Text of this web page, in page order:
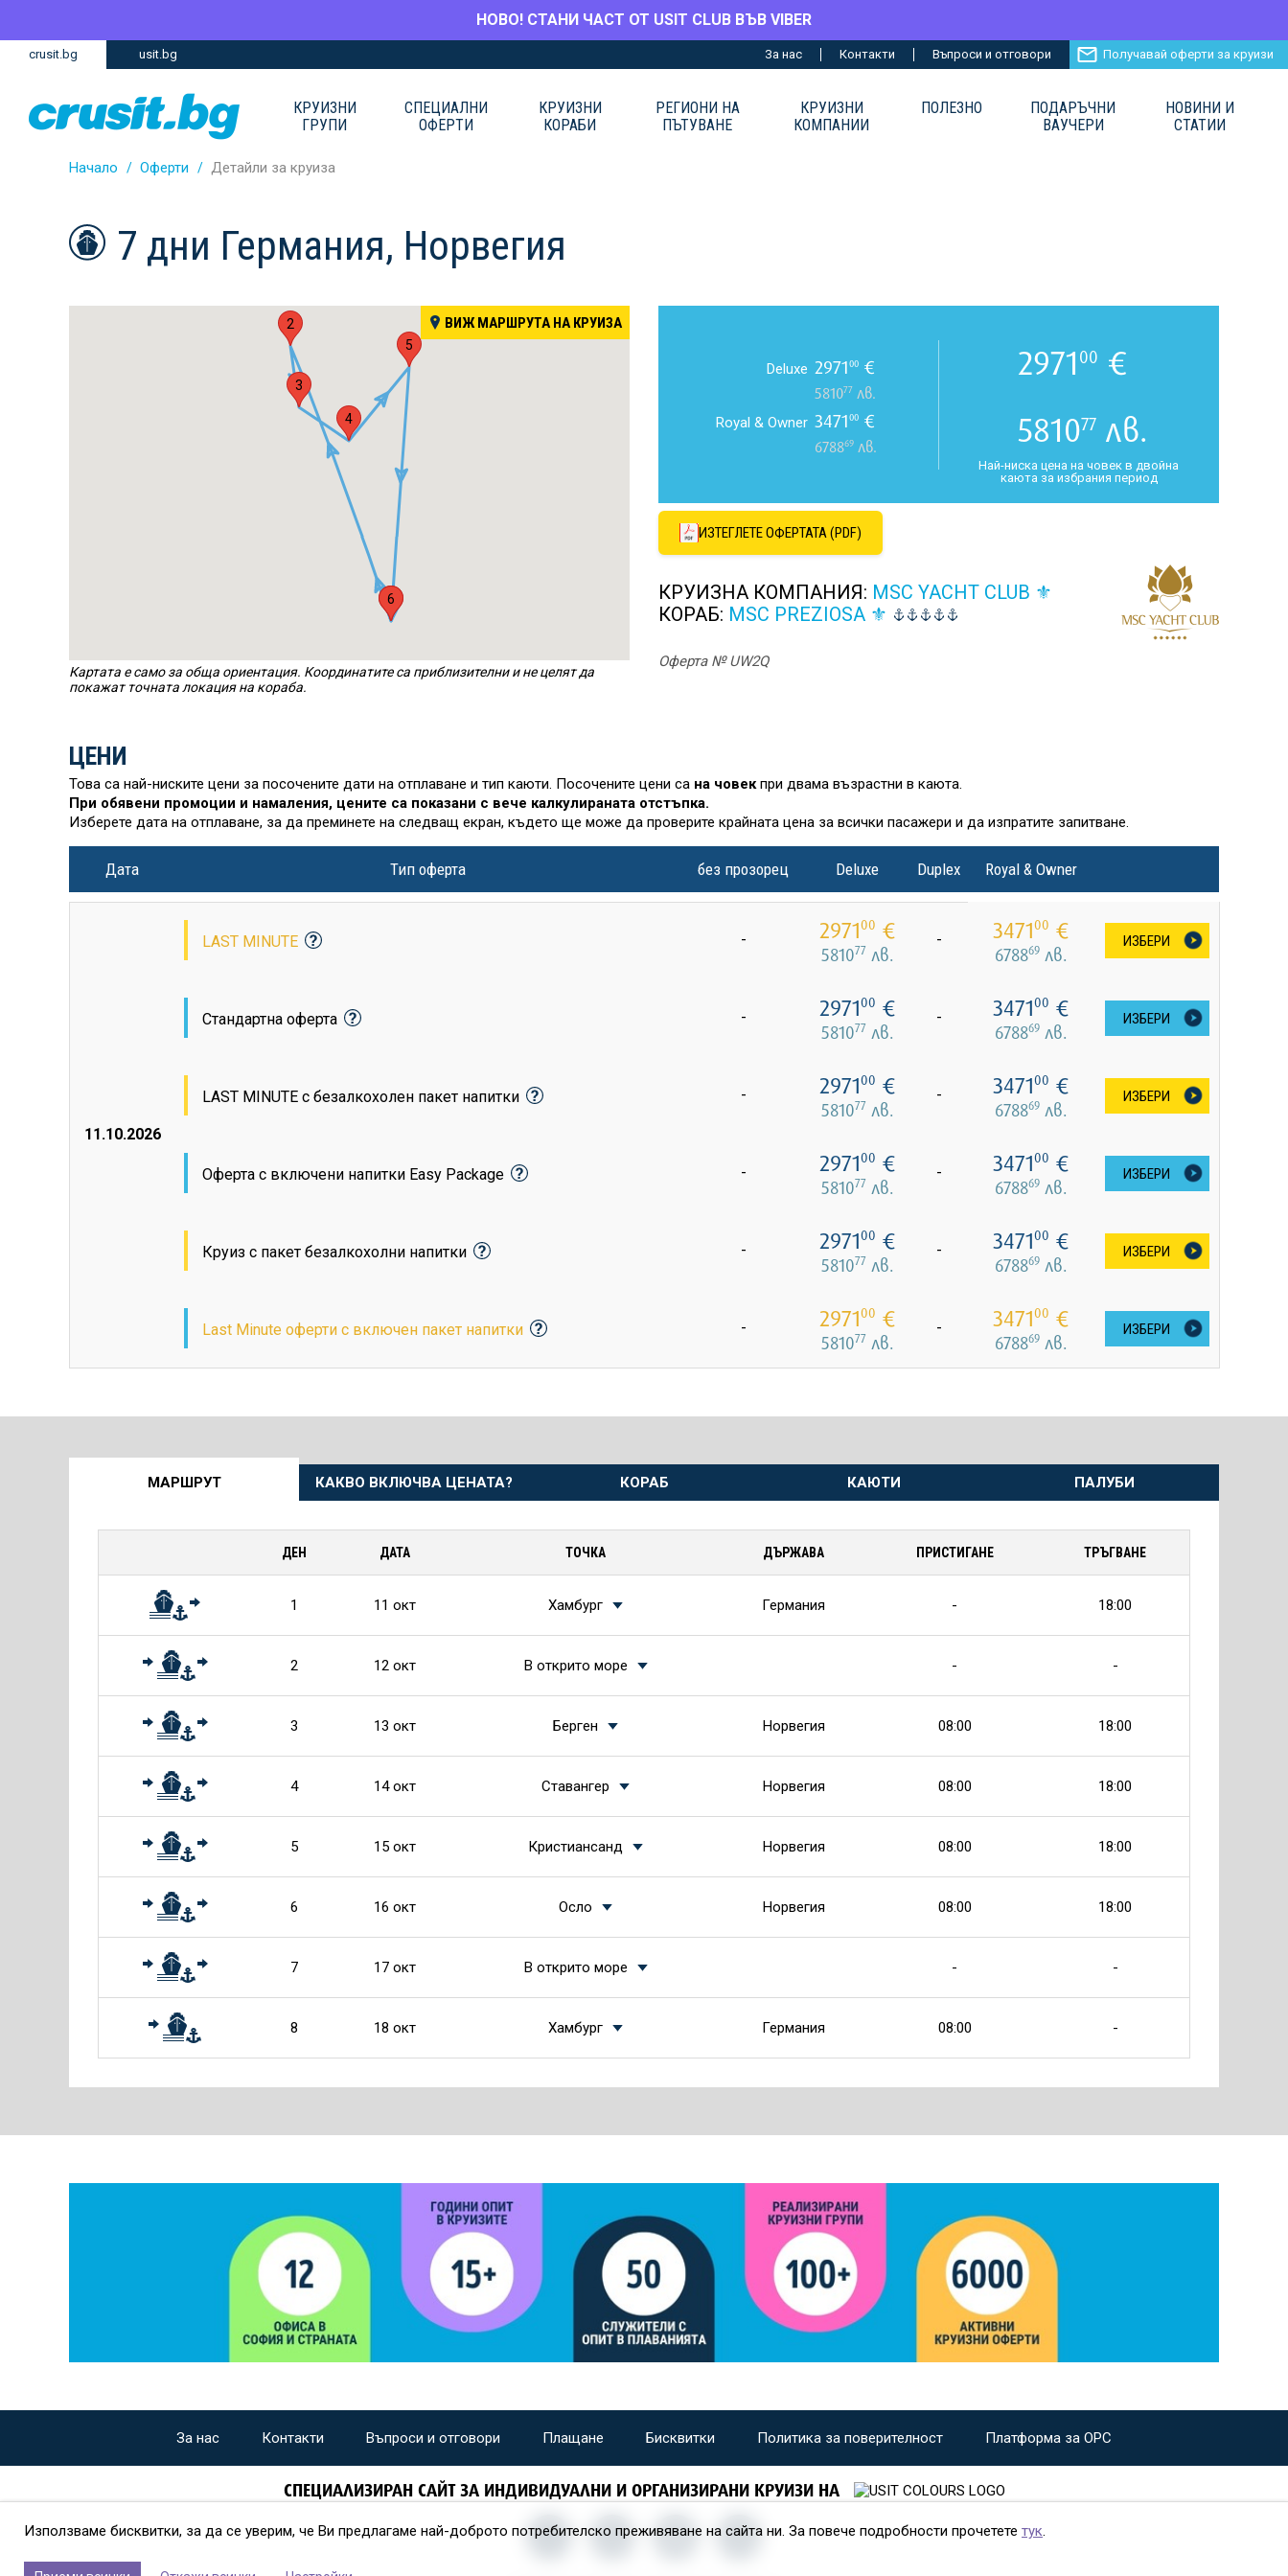
НОВО! СТАНИ ЧАСТ ОТ USIT CLUB ВЪВ VIBER
Премини
съдържание
Премини
crusit.bg usit.bg За нас Контакти Въпроси и отговори Получавай оферти за круизи
КРУИЗНИ
ГРУПИ
СПЕЦИАЛНИ
ОФЕРТИ
КРУИЗНИ
КОРАБИ
РЕГИОНИ НА
ПЪТУВАНЕ
КРУИЗНИ
КОМПАНИИ
ПОЛЕЗНО
ПОДАРЪЧНИ
ВАУЧЕРИ
НОВИНИ И
СТАТИИ
Начало Оферти Детайли за круиза
7 дни Германия, Норвегия
1
2
3
4
5
6
ВИЖ МАРШРУТА НА КРУИЗА
Картата е само за обща ориентация. Координатите са приблизителни и не целят да
покажат точната локация на кораба.
Deluxe 297100 €
581077 лв.
Royal & Owner 347100 €
678869 лв.
2971 00 €
581077 лв.
Най-ниска цена на човек в двойна
каюта за избрания период
ИЗТЕГЛЕТЕ ОФЕРТАТА (PDF)
КРУИЗНА КОМПАНИЯ: MSC YACHT CLUB ⚜
КОРАБ: MSC PREZIOSA ⚜
Оферта № UW2Q
ЦЕНИ
Това са най-ниските цени за посочените дати на отплаване и тип каюти. Посочените цени са на човекпри двама възрастни в каюта.
При обявени промоции и намаления, цените са показани с вече калкулираната отстъпка.
Изберете дата на отплаване, за да преминете на следващ екран, където ще може да проверите крайната цена за всички пасажери и да изпратите запитване.
Дата Тип оферта без прозорец Deluxe Duplex Royal & Owner
11.10.2026
LAST MINUTE - 297100 €
581077лв.
- 347100 €
678869 лв.
ИЗБЕРИ
Стандартна оферта - 297100 €
581077лв.
- 347100 €
678869 лв.
ИЗБЕРИ
LAST MINUTE с безалкохолен пакет напитки - 297100 €
581077лв.
- 347100 €
678869 лв.
ИЗБЕРИ
Оферта с включени напитки Easy Package - 297100 €
581077лв.
- 347100 €
678869 лв.
ИЗБЕРИ
Круиз с пакет безалкохолни напитки - 297100 €
581077лв.
- 347100 €
678869 лв.
ИЗБЕРИ
Last Minute оферти с включен пакет напитки - 297100 €
581077лв.
- 347100 €
678869 лв.
ИЗБЕРИ
МАРШРУТ КАКВО ВКЛЮЧВА ЦЕНАТА? КОРАБ КАЮТИ ПАЛУБИ
ДЕН ДАТА ТОЧКА ДЪРЖАВА ПРИСТИГАНЕ ТРЪГВАНЕ
1 11 окт Хамбург Германия - 18:00
2 12 окт В открито море - -
3 13 окт Берген Норвегия 08:00 18:00
4 14 окт Ставангер Норвегия 08:00 18:00
5 15 окт Кристиансанд Норвегия 08:00 18:00
6 16 окт Осло Норвегия 08:00 18:00
7 17 окт В открито море - -
8 18 окт Хамбург Германия 08:00 -
За нас Контакти Въпроси и отговори Плащане Бисквитки Политика за поверителност Платформа за ОРС
СПЕЦИАЛИЗИРАН САЙТ ЗА ИНДИВИДУАЛНИ И ОРГАНИЗИРАНИ КРУИЗИ НА
Използваме бисквитки, за да се уверим, че Ви предлагаме най-доброто потребителско преживяване на сайта ни. За повече подробности прочетете тук.